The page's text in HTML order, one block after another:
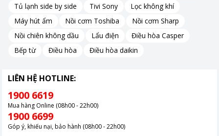
Tủ lạnh side by side
Tivi Sony
Lọc không khí
Máy hút ẩm
Nồi cơm Toshiba
Nồi cơm Sharp
Nồi chiên không dầu
Lẩu điện
Điều hòa Casper
Bếp từ
Điều hòa Điều hòa daikin
LIÊN HỆ HOTLINE:
1900 6619
Mua hàng Online (08h00 - 22h00)
1900 6699
Góp ý, khiếu nại, bảo hành (08h00 - 22h00)